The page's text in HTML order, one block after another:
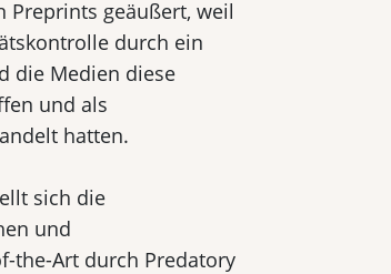
Preprints geäußert, weil
durch ein
die Medien diese
und als
hatten.
sich die
und
the-Art durch Predatory